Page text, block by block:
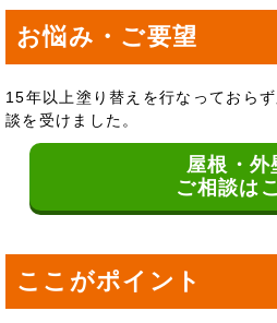
お悩み・ご要望
15年以上塗り替えを行なっておら
談を受けました。
屋根・外
ご相談は
ここがポイント